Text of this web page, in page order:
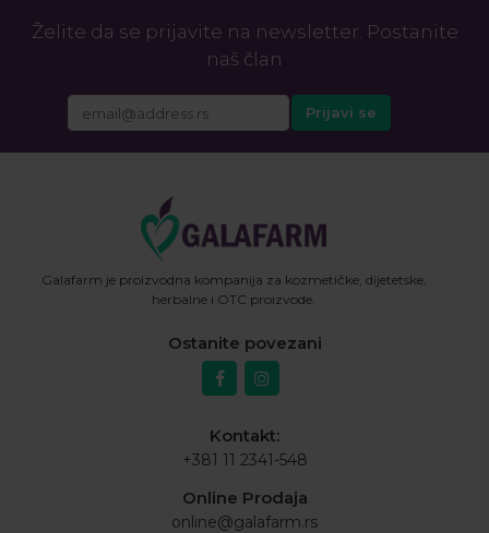
Želite da se prijavite na newsletter. Postanite
naš član
Galafarm je proizvodna kompanija za kozmetičke, dijetetske,
herbalne i OTC proizvode.
Ostanite povezani
Kontakt:
+381 11 2341-548
Online Prodaja
online@galafarm.rs